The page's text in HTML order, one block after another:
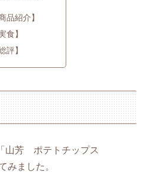
商品紹介】
食】
評】
山芳 ポテトチップス
みました。